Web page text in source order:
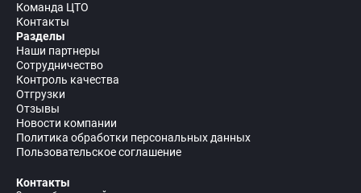
Команда ЦТО
Контакты
Разделы
Наши партнеры
Сотрудничество
Контроль качества
Отгрузки
Отзывы
Новости компании
Политика обработки персональных данных
Пользовательское соглашение
Контакты